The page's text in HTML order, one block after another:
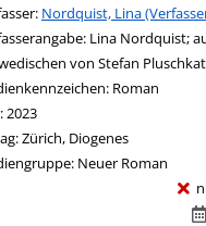
Suche nach diesem
Nordquist, Lina
Lina Nordquist;
von Stefan Pluschkat
Roman
2023
Zürich, Diogenes
Neuer Roman